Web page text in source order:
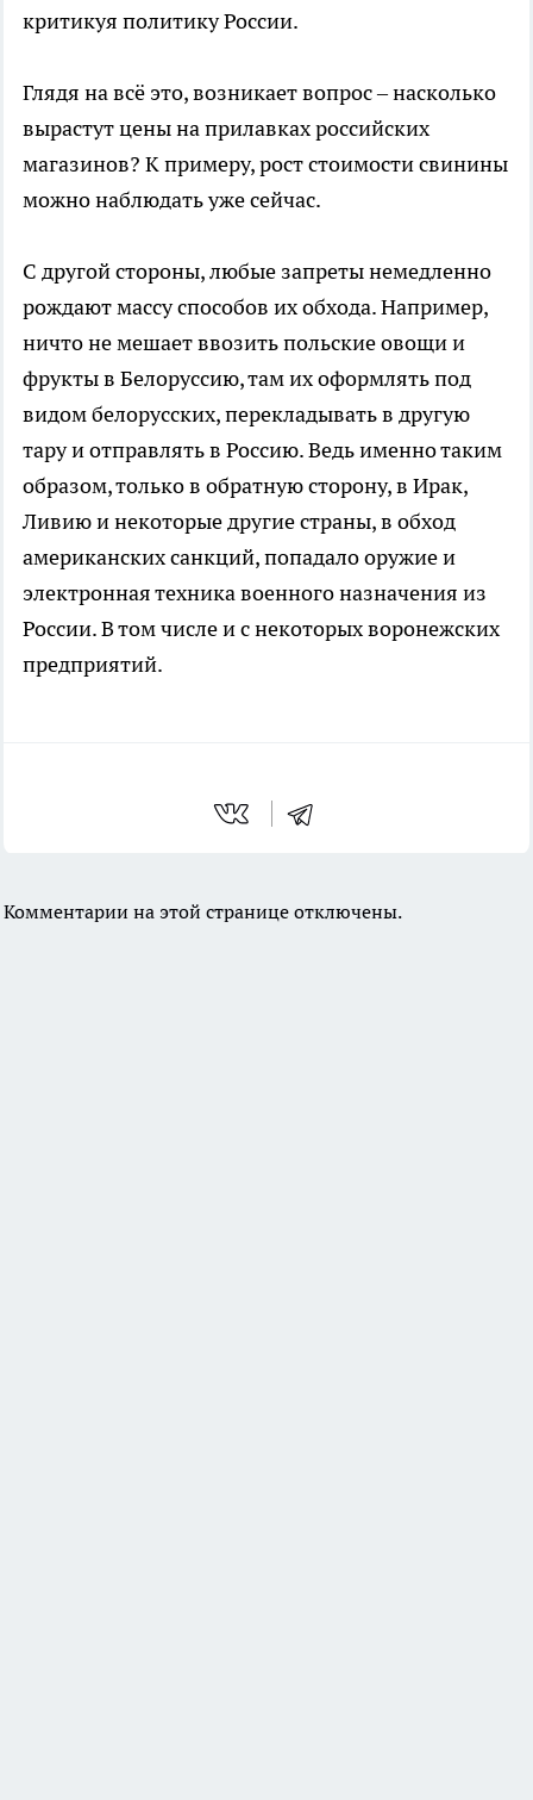
критикуя политику России.
Глядя на всё это, возникает вопрос – насколько
вырастут цены на прилавках российских
магазинов? К примеру, рост стоимости свинины
можно наблюдать уже сейчас.
С другой стороны, любые запреты немедленно
рождают массу способов их обхода. Например,
ничто не мешает ввозить польские овощи и
фрукты в Белоруссию, там их оформлять под
видом белорусских, перекладывать в другую
тару и отправлять в Россию. Ведь именно таким
образом, только в обратную сторону, в Ирак,
Ливию и некоторые другие страны, в обход
американских санкций, попадало оружие и
электронная техника военного назначения из
России. В том числе и с некоторых воронежских
предприятий.
Комментарии на этой странице отключены.